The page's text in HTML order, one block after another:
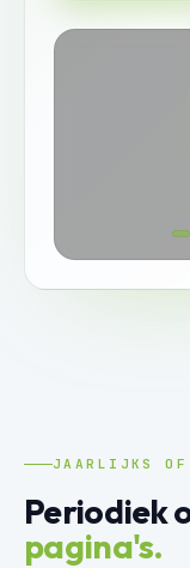
JAARLIJKS OF
Periodiek
pagina's.